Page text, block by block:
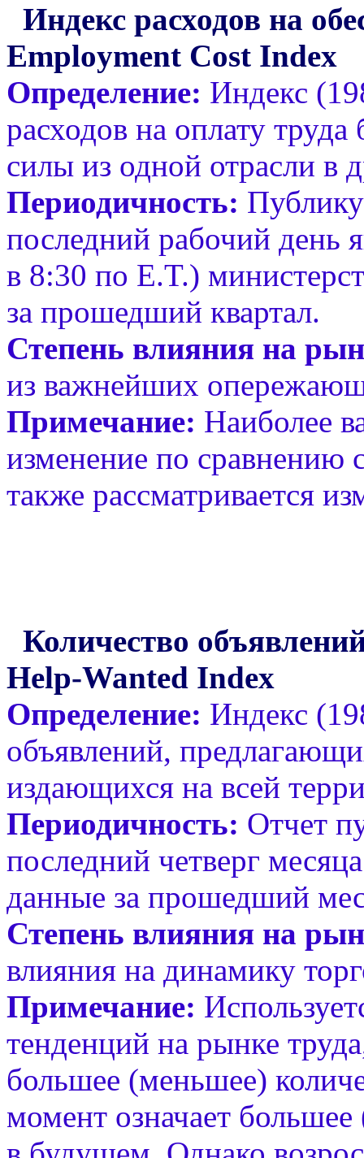
Индекс расходов на
Employment Cost Index
Определение: Индекс
расходов на оплату
силы из одной отрасли в
Периодичность:
последний рабочий день
в 8:30 по E.T.)
за прошедший квартал.
Степень влияния на
из важнейших
Примечание: Наиболее
изменение по
также рассматривается
Количество
Help-Wanted Index
Определение: Индекс
объявлений,
издающихся на всей
Периодичность: Отчет
последний четверг
данные за прошедший
Степень влияния на
влияния на динамику
Примечание:
тенденций на рынке
большее (меньшее)
момент означает